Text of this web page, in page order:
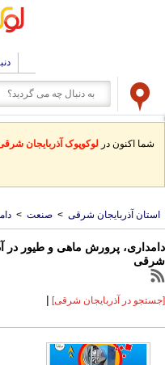
شما اکنون در لوکوپوک آذربایجان
استان آذربایجان شرقی > صنعت >
دامداری، پرورش ماهی و طیور در
شرقی
[جستجو در آذربایجان شرقی] |